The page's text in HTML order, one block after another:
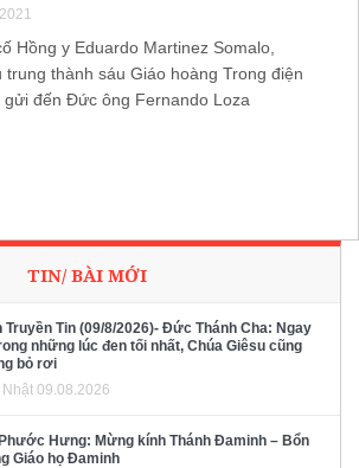
Hồng y Eduardo Martinez Somalo,
trung thành sáu Giáo hoàng Trong điện
gửi đến Đức ông Fernando Loza
TIN/ BÀI MỚI
Truyền Tin (09/8/2026)- Đức Thánh Cha: Ngay
những lúc đen tối nhất, Chúa Giêsu cũng
bỏ rơi
Nhật 09.08.2026
Hưng: Mừng kính Thánh Đaminh – Bổn
Giáo họ Đaminh